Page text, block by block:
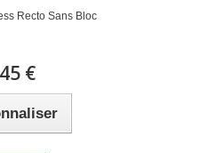
Recto Sans Bloc
€